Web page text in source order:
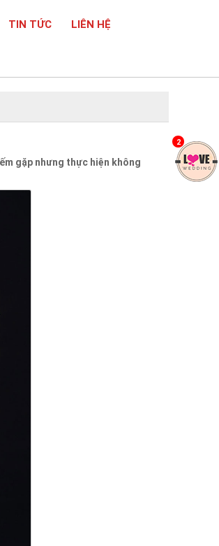
TIN TỨC LIÊN HỆ
gặp nhưng thực hiện không
2